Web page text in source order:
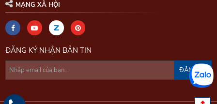
MẠNG XÃ HỘI
ĐĂNG KÝ NHẬN BẢN TIN
ĐĂNG KÝ